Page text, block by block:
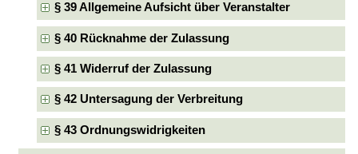
§ 39 Allgemeine Aufsicht über Veranstalter
§ 40 Rücknahme der Zulassung
§ 41 Widerruf der Zulassung
§ 42 Untersagung der Verbreitung
§ 43 Ordnungswidrigkeiten